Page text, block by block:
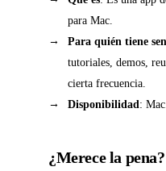
para Mac.
Para quién tiene
tutoriales, demos,
cierta frecuencia.
Disponibilidad:
¿Merece la pena?